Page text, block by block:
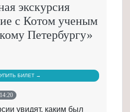
экскурсия
с Котом ученым
Петербургу»
БИЛЕТ →
увидят, каким был